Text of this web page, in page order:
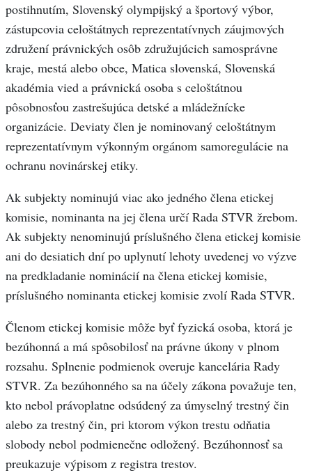
postihnutím, Slovenský olympijský a športový výbor,
zástupcovia celoštátnych reprezentatívnych záujmových
združení právnických osôb združujúcich samosprávne
kraje, mestá alebo obce, Matica slovenská, Slovenská
akadémia vied a právnická osoba s celoštátnou
pôsobnosťou zastrešujúca detské a mládežnícke
organizácie. Deviaty člen je nominovaný celoštátnym
reprezentatívnym výkonným orgánom samoregulácie na
ochranu novinárskej etiky.
Ak subjekty nominujú viac ako jedného člena etickej
komisie, nominanta na jej člena určí Rada STVR žrebom.
Ak subjekty nenominujú príslušného člena etickej komisie
ani do desiatich dní po uplynutí lehoty uvedenej vo výzve
na predkladanie nominácií na člena etickej komisie,
príslušného nominanta etickej komisie zvolí Rada STVR.
Členom etickej komisie môže byť fyzická osoba, ktorá je
bezúhonná a má spôsobilosť na právne úkony v plnom
rozsahu. Splnenie podmienok overuje kancelária Rady
STVR. Za bezúhonného sa na účely zákona považuje ten,
kto nebol právoplatne odsúdený za úmyselný trestný čin
alebo za trestný čin, pri ktorom výkon trestu odňatia
slobody nebol podmienečne odložený. Bezúhonnosť sa
preukazuje výpisom z registra trestov.